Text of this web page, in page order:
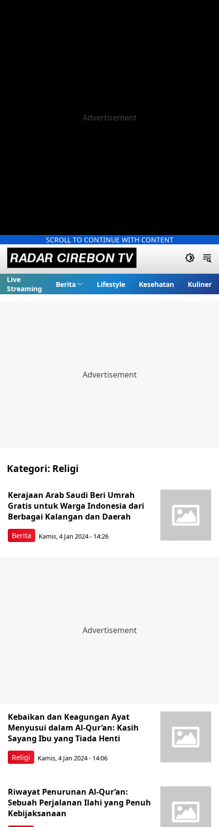
SCROLL TO CONTINUE WITH CONTENT
Live
Streaming
Berita Lifestyle Kesehatan Kuliner
Kategori: Religi
Berita
Kerajaan Arab Saudi Beri Umrah
Gratis untuk Warga Indonesia dari
Berbagai Kalangan dan Daerah
Kamis, 4 Jan 2024 - 14:26
Religi
Kebaikan dan Keagungan Ayat
Menyusui dalam Al-Qur’an: Kasih
Sayang Ibu yang Tiada Henti
Kamis, 4 Jan 2024 - 14:06
Riwayat Penurunan Al-Qur’an:
Sebuah Perjalanan Ilahi yang Penuh
Kebijaksanaan